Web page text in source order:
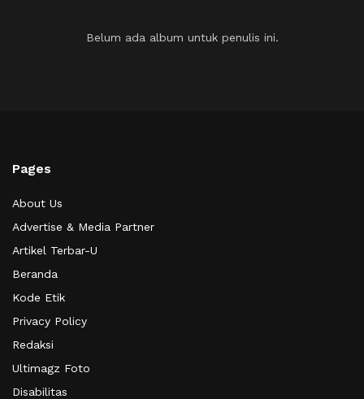
Belum ada album untuk penulis ini.
Pages
About Us
Advertise & Media Partner
Artikel Terbar-U
Beranda
Kode Etik
Privacy Policy
Redaksi
Ultimagz Foto
Disabilitas